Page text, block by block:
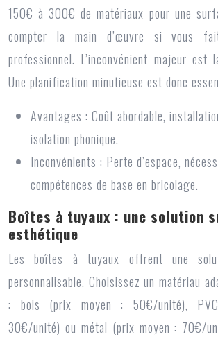
150€ à 300€ de matériaux pour une
compter la main d’œuvre si vous
professionnel. L’inconvénient majeur est
Une planification minutieuse est donc
Avantages : Coût abordable,
isolation phonique.
Inconvénients : Perte d’espace,
compétences de base en bricolage.
Boîtes à tuyaux : une solution
esthétique
Les boîtes à tuyaux offrent une
personnalisable. Choisissez un matériau
: bois (prix moyen : 50€/unité),
30€/unité) ou métal (prix moyen : 70€/